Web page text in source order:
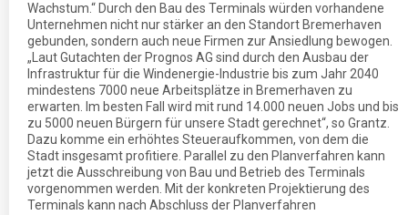
Wachstum.“ Durch den Bau des Terminals würden vorhandene
Unternehmen nicht nur stärker an den Standort Bremerhaven
gebunden, sondern auch neue Firmen zur Ansiedlung bewogen.
„Laut Gutachten der Prognos AG sind durch den Ausbau der
Infrastruktur für die Windenergie-Industrie bis zum Jahr 2040
mindestens 7000 neue Arbeitsplätze in Bremerhaven zu
erwarten. Im besten Fall wird mit rund 14.000 neuen Jobs und bis
zu 5000 neuen Bürgern für unsere Stadt gerechnet“, so Grantz.
Dazu komme ein erhöhtes Steueraufkommen, von dem die
Stadt insgesamt profitiere. Parallel zu den Planverfahren kann
jetzt die Ausschreibung von Bau und Betrieb des Terminals
vorgenommen werden. Mit der konkreten Projektierung des
Terminals kann nach Abschluss der Planverfahren